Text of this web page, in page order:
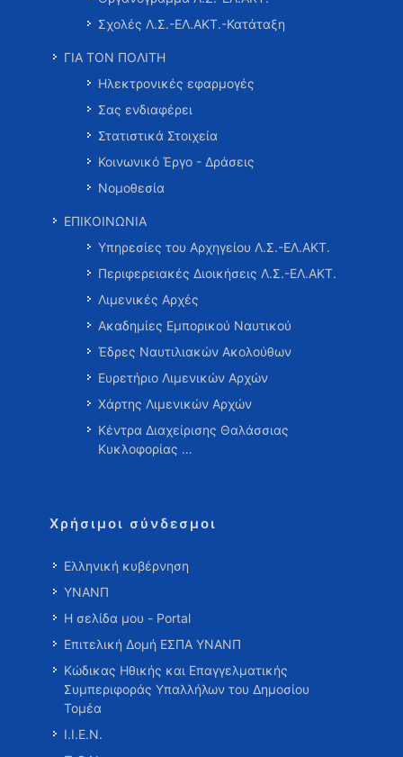
Σχολές Λ.Σ.-ΕΛ.ΑΚΤ.-Κατάταξη
ΓΙΑ ΤΟΝ ΠΟΛΙΤΗ
Ηλεκτρονικές εφαρμογές
Σας ενδιαφέρει
Στατιστικά Στοιχεία
Κοινωνικό Έργο - Δράσεις
Νομοθεσία
ΕΠΙΚΟΙΝΩΝΙΑ
Υπηρεσίες του Αρχηγείου Λ.Σ.-ΕΛ.ΑΚΤ.
Περιφερειακές Διοικήσεις Λ.Σ.-ΕΛ.ΑΚΤ.
Λιμενικές Αρχές
Ακαδημίες Εμπορικού Ναυτικού
Έδρες Ναυτιλιακών Ακολούθων
Ευρετήριο Λιμενικών Αρχών
Χάρτης Λιμενικών Αρχών
Κέντρα Διαχείρισης Θαλάσσιας
Κυκλοφορίας …
Χρήσιμοι σύνδεσμοι
Ελληνική κυβέρνηση
ΥΝΑΝΠ
Η σελίδα μου - Portal
Επιτελική Δομή ΕΣΠΑ ΥΝΑΝΠ
Κώδικας Ηθικής και Επαγγελματικής
Συμπεριφοράς Υπαλλήλων του Δημοσίου
Τομέα
Ι.Ι.Ε.Ν.